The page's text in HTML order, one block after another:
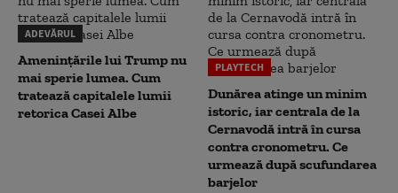
ADEVĂRUL
Amenințările lui Trump nu
mai sperie lumea. Cum
tratează capitalele lumii
retorica Casei Albe
PLAYTECH
Dunărea atinge un minim
istoric, iar centrala de la
Cernavodă intră în cursa
contra cronometru. Ce
urmează după scufundarea
barjelor